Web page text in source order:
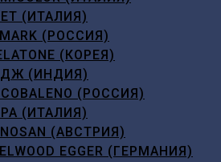
(ИТАЛИЯ)
(РОССИЯ)
(КОРЕЯ)
(ИНДИЯ)
(РОССИЯ)
(ИТАЛИЯ)
(АВСТРИЯ)
EGGER (ГЕРМАНИЯ)